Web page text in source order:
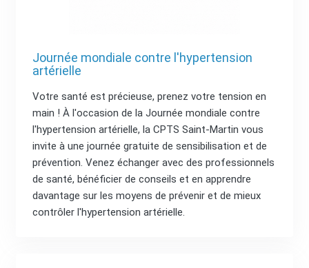
Journée mondiale contre l'hypertension
artérielle
Votre santé est précieuse, prenez votre tension en
main ! À l'occasion de la Journée mondiale contre
l'hypertension artérielle, la CPTS Saint-Martin vous
invite à une journée gratuite de sensibilisation et de
prévention. Venez échanger avec des professionnels
de santé, bénéficier de conseils et en apprendre
davantage sur les moyens de prévenir et de mieux
contrôler l'hypertension artérielle.